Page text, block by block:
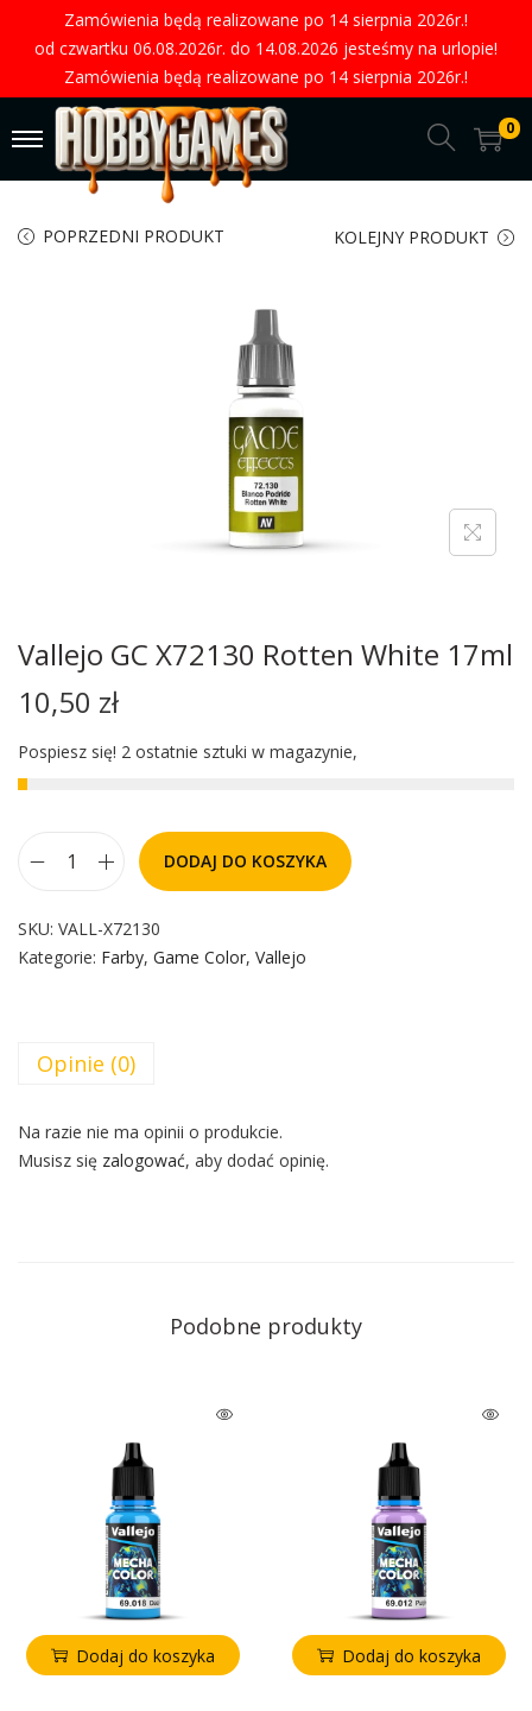
Zamówienia będą realizowane po 14 sierpnia 2026r.!
od czwartku 06.08.2026r. do 14.08.2026 jesteśmy na urlopie!
Zamówienia będą realizowane po 14 sierpnia 2026r.!
0
POPRZEDNI PRODUKT KOLEJNY PRODUKT
Vallejo GC X72130 Rotten White 17ml
10,50 zł
Pospiesz się! 2 ostatnie sztuki w magazynie,
DODAJ DO KOSZYKA
SKU: VALL-X72130
Kategorie: Farby, Game Color, Vallejo
Opinie (0)
Na razie nie ma opinii o produkcie.
Musisz się zalogować, aby dodać opinię.
Podobne produkty
Dodaj do koszyka Dodaj do koszyka